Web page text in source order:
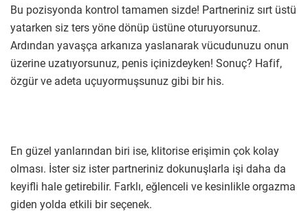
Bu pozisyonda kontrol tamamen sizde! Partneriniz sırt üstü
yatarken siz ters yöne dönüp üstüne oturuyorsunuz.
Ardından yavaşça arkanıza yaslanarak vücudunuzu onun
üzerine uzatıyorsunuz, penis içinizdeyken! Sonuç? Hafif,
özgür ve adeta uçuyormuşsunuz gibi bir his.
En güzel yanlarından biri ise, klitorise erişimin çok kolay
olması. İster siz ister partneriniz dokunuşlarla işi daha da
keyifli hale getirebilir. Farklı, eğlenceli ve kesinlikle orgazma
giden yolda etkili bir seçenek.